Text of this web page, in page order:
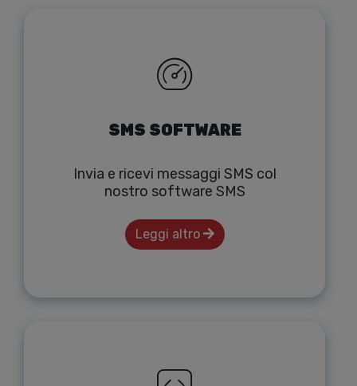
SMS SOFTWARE
Invia e ricevi messaggi SMS col
nostro software SMS
Leggi altro